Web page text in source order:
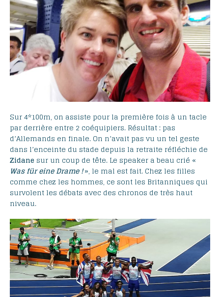
Sur 4*100m, on assiste pour la première fois à un tacle
par derrière entre 2 coéquipiers. Résultat : pas
d’Allemands en finale. On n’avait pas vu un tel geste
dans l’enceinte du stade depuis la retraite réfléchie de
Zidane sur un coup de tête. Le speaker a beau crié «
Was für eine Drame !», le mal est fait. Chez les filles
comme chez les hommes, ce sont les Britanniques qui
survolent les débats avec des chronos de très haut
niveau.